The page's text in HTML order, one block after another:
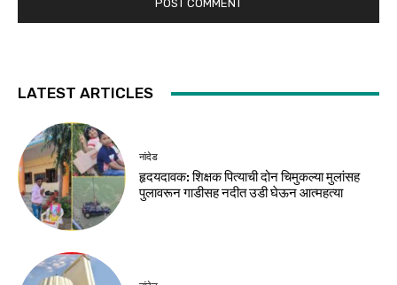
LATEST ARTICLES
नांदेड
हृदयदावक: शिक्षक पित्याची दोन चिमुकल्या मुलांसह
पुलावरून गाडीसह नदीत उडी घेऊन आत्महत्या